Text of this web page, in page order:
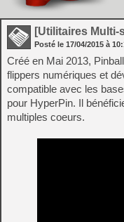
[Utilitaires Multi-
Posté le 17/04/2015 à
Créé en Mai 2013,
flippers numériques et
compatible avec les
pour HyperPin. Il
multiples coeurs.